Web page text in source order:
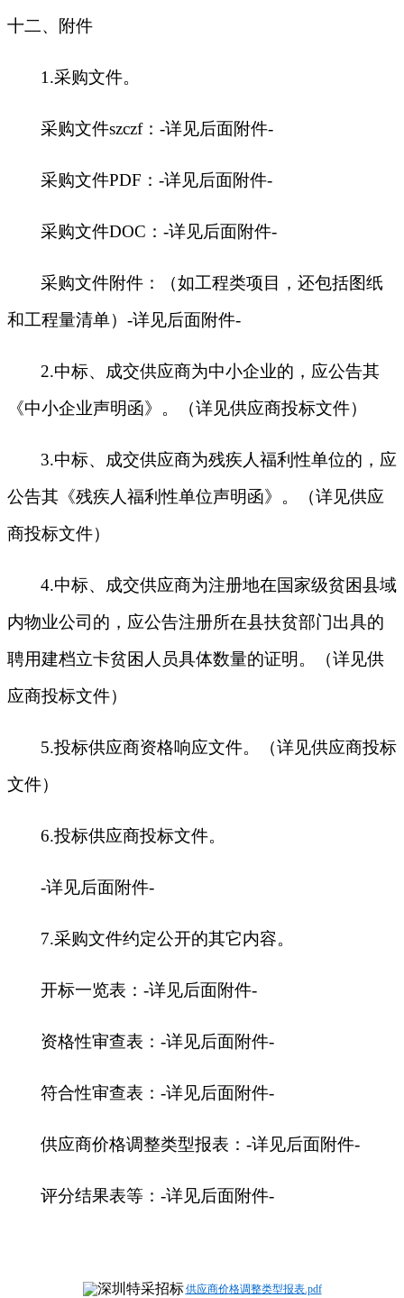
十二、附件
1.采购文件。
采购文件szczf：-详见后面附件-
采购文件PDF：-详见后面附件-
采购文件DOC：-详见后面附件-
采购文件附件：（如工程类项目，还包括图纸
和工程量清单）-详见后面附件-
2.中标、成交供应商为中小企业的，应公告其
《中小企业声明函》。（详见供应商投标文件）
3.中标、成交供应商为残疾人福利性单位的，应
公告其《残疾人福利性单位声明函》。（详见供应
商投标文件）
4.中标、成交供应商为注册地在国家级贫困县域
内物业公司的，应公告注册所在县扶贫部门出具的
聘用建档立卡贫困人员具体数量的证明。（详见供
应商投标文件）
5.投标供应商资格响应文件。（详见供应商投标
文件）
6.投标供应商投标文件。
-详见后面附件-
7.采购文件约定公开的其它内容。
开标一览表：-详见后面附件-
资格性审查表：-详见后面附件-
符合性审查表：-详见后面附件-
供应商价格调整类型报表：-详见后面附件-
评分结果表等：-详见后面附件-
供应商价格调整类型报表.pdf